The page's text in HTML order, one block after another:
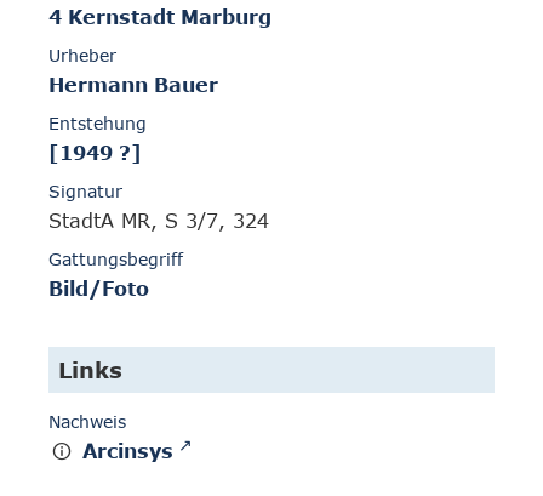
4 Kernstadt Marburg
Urheber
Hermann Bauer
Entstehung
[1949 ?]
Signatur
StadtA MR, S 3/7, 324
Gattungsbegriff
Bild/Foto
Links
Nachweis
Arcinsys